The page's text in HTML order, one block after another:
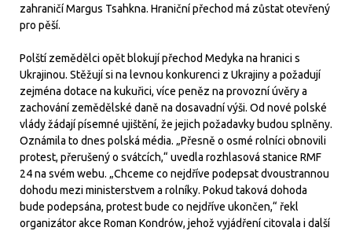
zahraničí Margus Tsahkna. Hraniční přechod má zůstat otevřený
pro pěší.
Polští zemědělci opět blokují přechod Medyka na hranici s
Ukrajinou. Stěžují si na levnou konkurenci z Ukrajiny a požadují
zejména dotace na kukuřici, více peněz na provozní úvěry a
zachování zemědělské daně na dosavadní výši. Od nové polské
vlády žádají písemné ujištění, že jejich požadavky budou splněny.
Oznámila to dnes polská média. „Přesně o osmé rolníci obnovili
protest, přerušený o svátcích,“ uvedla rozhlasová stanice RMF
24 na svém webu. „Chceme co nejdříve podepsat dvoustrannou
dohodu mezi ministerstvem a rolníky. Pokud taková dohoda
bude podepsána, protest bude co nejdříve ukončen,“ řekl
organizátor akce Roman Kondrów, jehož vyjádření citovala i další